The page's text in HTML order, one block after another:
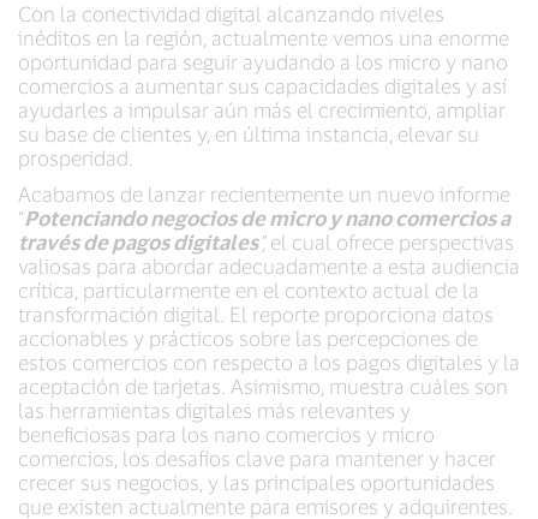
Con la conectividad digital alcanzando niveles
inéditos en la región, actualmente vemos una enorme
oportunidad para seguir ayudando a los micro y nano
comercios a aumentar sus capacidades digitales y así
ayudarles a impulsar aún más el crecimiento, ampliar
su base de clientes y, en última instancia, elevar su
prosperidad.
Acabamos de lanzar recientemente un nuevo informe
“Potenciando negocios de micro y nano comercios a
través de pagos digitales”, el cual ofrece perspectivas
valiosas para abordar adecuadamente a esta audiencia
crítica, particularmente en el contexto actual de la
transformación digital. El reporte proporciona datos
accionables y prácticos sobre las percepciones de
estos comercios con respecto a los pagos digitales y la
aceptación de tarjetas. Asimismo, muestra cuáles son
las herramientas digitales más relevantes y
beneficiosas para los nano comercios y micro
comercios, los desafíos clave para mantener y hacer
crecer sus negocios, y las principales oportunidades
que existen actualmente para emisores y adquirentes.